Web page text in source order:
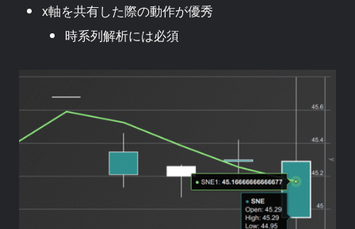
x軸を共有した際の動作が優秀
時系列解析には必須